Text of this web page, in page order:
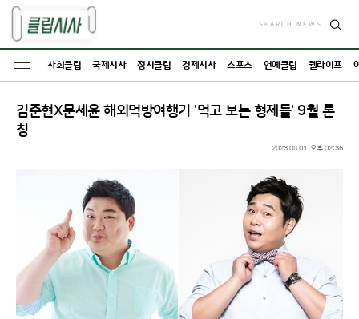
SEARCH NEWS
검
색
사회클립 국제시사 정치클립 경제시사 스포츠 연예클립 웰라이프
김준현X문세윤 해외먹방여행기 '먹고 보는 형제들' 9월 론
칭
2023.08.01. 오후 02:36